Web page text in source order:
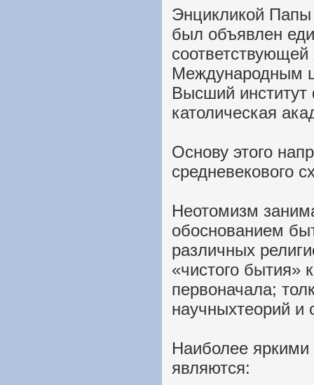
Энцикликой
был объявлен
Международным
Высший
католическая
Основу этого
средневекового
Неотомизм
обоснованием
различных
«чистого бытия»
первоначала;
научныхтеорий и
Наиболее яркими
являются: